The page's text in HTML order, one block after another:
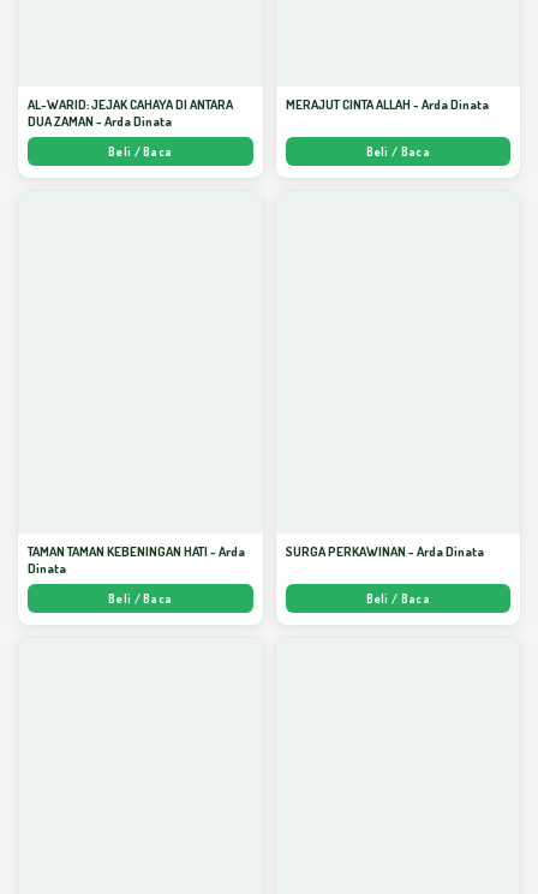
AL-WARID: JEJAK CAHAYA DI ANTARA
DUA ZAMAN - Arda Dinata
Beli / Baca
MERAJUT CINTA ALLAH - Arda Dinata
Beli / Baca
TAMAN TAMAN KEBENINGAN HATI - Arda
Dinata
Beli / Baca
SURGA PERKAWINAN - Arda Dinata
Beli / Baca